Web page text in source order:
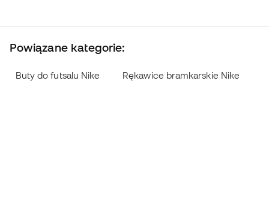
Powiązane kategorie:
Buty do futsalu Nike Rękawice bramkarskie Nike